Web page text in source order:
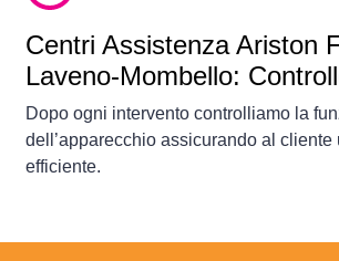
Centri Assistenza Ariston
Laveno-Mombello:
Dopo ogni intervento controlliamo la
dell’apparecchio assicurando al cliente
efficiente.